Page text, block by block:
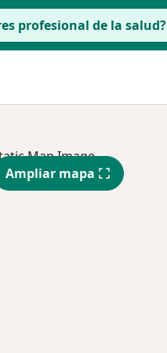
profesional de la salud?
Ampliar mapa